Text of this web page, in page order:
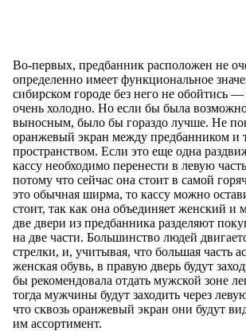
Во-первых, предбанник расположен не
определенно имеет функциональное
сибирском городе без него не обойтись —
очень холодно. Но если бы была
выносным, было бы гораздо лучше. Не
оранжевый экран между предбанником и
пространством. Если это еще одна
кассу необходимо перенести в левую
потому что сейчас она стоит в самой
это обычная ширма, то кассу можно
стоит, так как она объединяет женский и
две двери из предбанника разделяют
на две части. Большинство людей
стрелки, и, учитывая, что большая часть
женская обувь, в правую дверь будут
бы рекомендовала отдать мужской зоне
тогда мужчины будут заходить через
что сквозь оранжевый экран они будут
им ассортимент.